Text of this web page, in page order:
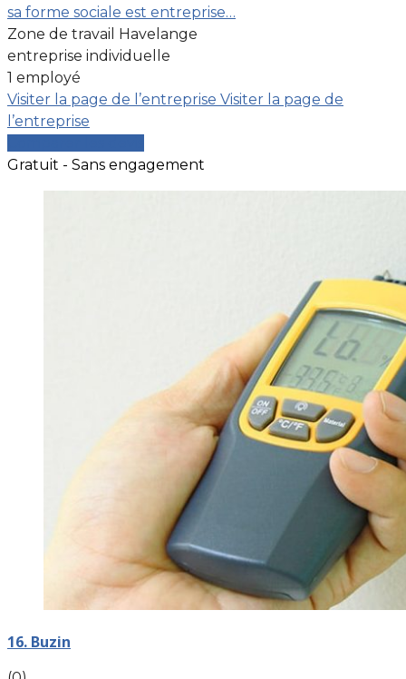
sa forme sociale est entreprise…
Zone de travail Havelange
entreprise individuelle
1 employé
Visiter la page de l’entreprise Visiter la page de
l’entreprise
Gratuit - Sans engagement
16. Buzin